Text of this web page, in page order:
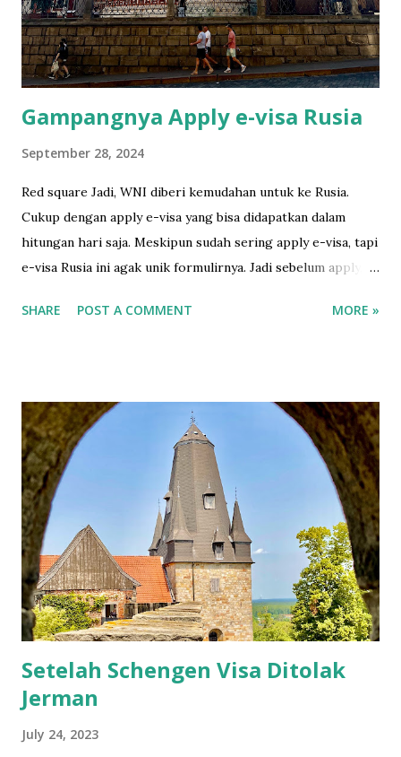
to tell the TSA to do the hand checking rather putting it
through the scanner. They understood. Cimol hides
himself in his favorite sp...
Gampangnya Apply e-visa Rusia
September 28, 2024
Red square Jadi, WNI diberi kemudahan untuk ke Rusia.
Cukup dengan apply e-visa yang bisa didapatkan dalam
hitungan hari saja. Meskipun sudah sering apply e-visa, tapi
e-visa Rusia ini agak unik formulirnya. Jadi sebelum apply,
mudah dipahami. Sebelum isi formulir online, ada baiknya
yang ada di sana. Asuransi yang gw beli dari sini . Tadinya
setelah beli kok nggak ada info apapun, bahkan bukti bayar
pun nggak ada. Tapi petugasnya cukup tangkas setelah gw
email, gw langsung dapat asuransinya. Nomer asuransi
diperlukan untuk mengisi formulir, jadi harus beli asuransi
sebelum apply visa. Nah, bagi gw, ini formulir baru kali ini
dapat pertanyaan yang unik-unik semacam apakah pernah
pelatihan militer, wajib militer, pernah pegang / punya
senjata, bahkan sampai ...
SHARE POST A COMMENT MORE »
Setelah Schengen Visa Ditolak
Jerman
July 24, 2023